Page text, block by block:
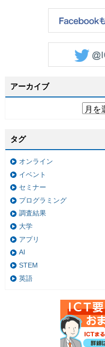
アーカイブ
タグ
オンライン
イベント
セミナー
プログラミング
調査結果
大学
アプリ
AI
STEM
英語